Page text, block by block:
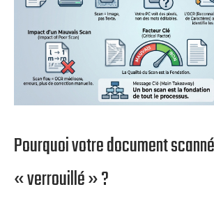
Pourquoi votre document
« verrouillé » ?